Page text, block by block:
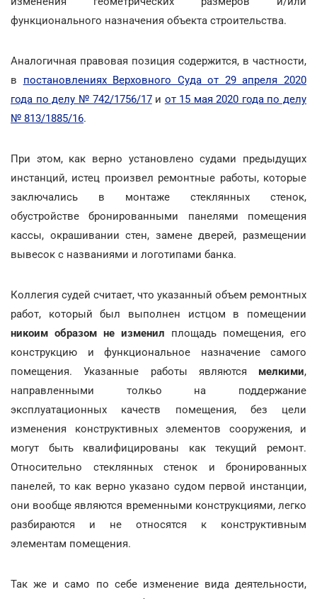
функционального назначения объекта строительства.
Аналогичная правовая позиция содержится, в частности,
в постановлениях Верховного Суда от 29 апреля 2020
года по делу № 742/1756/17и от 15 мая 2020 года по делу
№ 813/1885/16.
При этом, как верно установлено судами предыдущих
инстанций, истец произвел ремонтные работы, которые
заключались в монтаже стеклянных стенок,
обустройстве бронированными панелями помещения
кассы, окрашивании стен, замене дверей, размещении
вывесок с названиями и логотипами банка.
Коллегия судей считает, что указанный объем ремонтных
работ, который был выполнен истцом в помещении
никоим образом не изменил площадь помещения, его
конструкцию и функциональное назначение самого
помещения. Указанные работы являются мелкими,
направленными толкьо на поддержание
эксплуатационных качеств помещения, без цели
изменения конструктивных элементов сооружения, и
могут быть квалифицированы как текущий ремонт.
Относительно стеклянных стенок и бронированных
панелей, то как верно указано судом первой инстанции,
они вообще являются временными конструкциями, легко
разбираются и не относятся к конструктивным
элементам помещения.
Так же и само по себе изменение вида деятельности,